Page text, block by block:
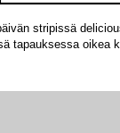
stripissä
tapauksessa oikea